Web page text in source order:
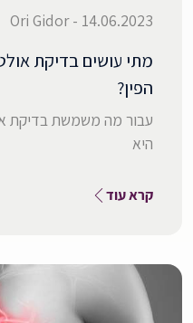
14.06.2023 - Ori Gidor
מתי עושים בדיקת
הפין?
עבור מה משמשת בדיקת
היא
קרא עוד